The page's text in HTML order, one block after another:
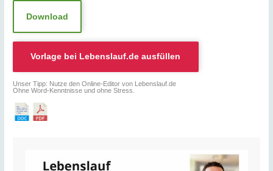
Download
Vorlage bei Lebenslauf.de ausfüllen
Unser Tipp: Nutze den Online-Editor von Lebenslauf.de
Ohne Word-Kenntnisse und ohne Stress.